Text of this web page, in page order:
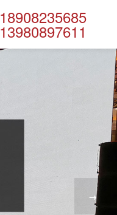
18908235685
13980897611
→